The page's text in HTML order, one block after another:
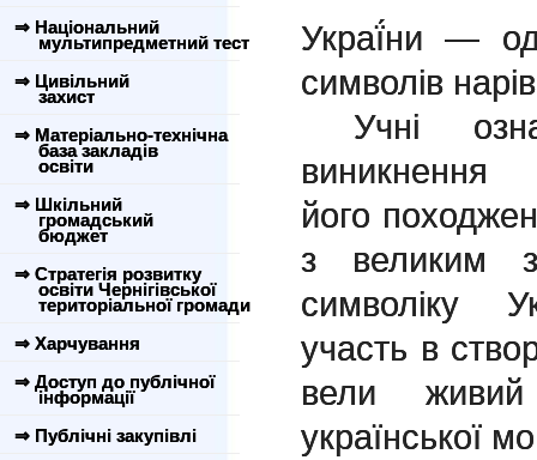
⇒ Національний
мультипредметний тест
⇒ Цивільний
захист
⇒ Матеріально-технічна
база закладів
освіти
⇒ Шкільний
громадський
бюджет
⇒ Стратегія розвитку
освіти Чернігівської
територіальної громади
⇒ Харчування
⇒ Доступ до публічної
інформації
⇒ Публічні закупівлі
Украї́ни —
символів
Учні
виникнення
його
з великим
символіку
участь в
вели
української